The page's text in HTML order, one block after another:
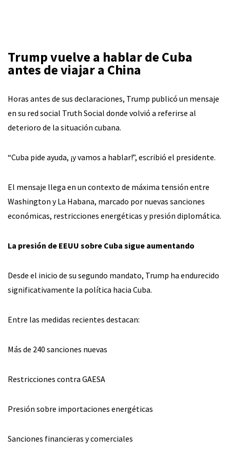
Trump vuelve a hablar de Cuba
antes de viajar a China
Horas antes de sus declaraciones, Trump publicó un mensaje
en su red social Truth Social donde volvió a referirse al
deterioro de la situación cubana.
“Cuba pide ayuda, ¡y vamos a hablar!”, escribió el presidente.
El mensaje llega en un contexto de máxima tensión entre
Washington y La Habana, marcado por nuevas sanciones
económicas, restricciones energéticas y presión diplomática.
La presión de EEUU sobre Cuba sigue aumentando
Desde el inicio de su segundo mandato, Trump ha endurecido
significativamente la política hacia Cuba.
Entre las medidas recientes destacan:
Más de 240 sanciones nuevas
Restricciones contra GAESA
Presión sobre importaciones energéticas
Sanciones financieras y comerciales